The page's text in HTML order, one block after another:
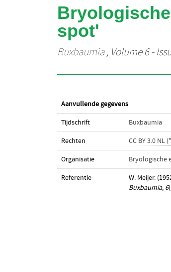
spot'
Buxbaumia, Volume 6 -
Aanvullende gegevens
Tijdschrift Buxbaumia
Rechten CC BY 3.0 NL
Organisatie Bryologische
Referentie
W. Meijer.
Buxbaumia, 6